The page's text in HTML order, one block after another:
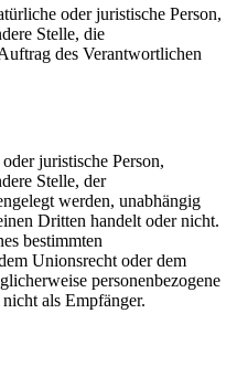
oder juristische Person,
Stelle, die
des Verantwortlichen
juristische Person,
Stelle, der
werden, unabhängig
Dritten handelt oder nicht.
bestimmten
Unionsrecht oder dem
personenbezogene
als Empfänger.